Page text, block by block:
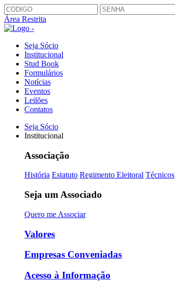
Área Restrita
Seja Sócio
Institucional
Stud Book
Formulários
Notícias
Eventos
Leilões
Contatos
Seja Sócio
Institucional
Associação
História Estatuto Regimento Eleitoral Técnicos
Seja um Associado
Quero me Associar
Valores
Empresas Conveniadas
Acesso à Informação